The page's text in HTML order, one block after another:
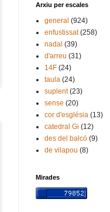
Arxiu per escales
general (924)
enfustissat (258)
nadal (39)
d'arreu (31)
14F (24)
taula (24)
suplent (23)
sense (20)
cor d'església (13)
catedral Gi (12)
des del balcó (9)
de vilapou (8)
Mirades